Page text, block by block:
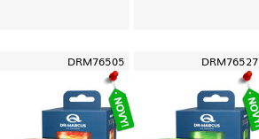
DRM76505 DRM76527